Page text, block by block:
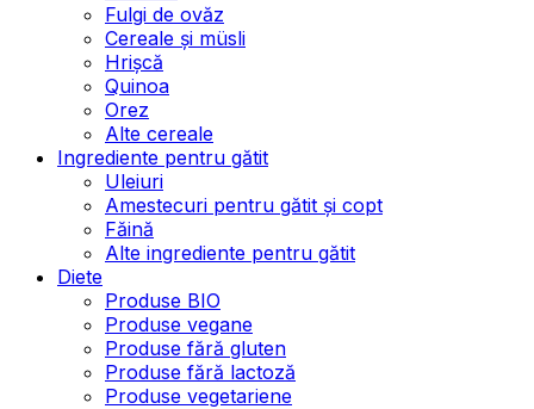
Fulgi de ovăz
Cereale și müsli
Hrișcă
Quinoa
Orez
Alte cereale
Ingrediente pentru gătit
Uleiuri
Amestecuri pentru gătit și copt
Făină
Alte ingrediente pentru gătit
Diete
Produse BIO
Produse vegane
Produse fără gluten
Produse fără lactoză
Produse vegetariene